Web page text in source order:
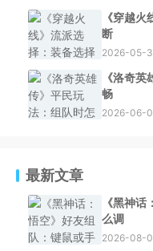
《穿越
断
2026-05-
《洛奇
畅
2026-06-
最新文章
《黑神
么调
2026-08-